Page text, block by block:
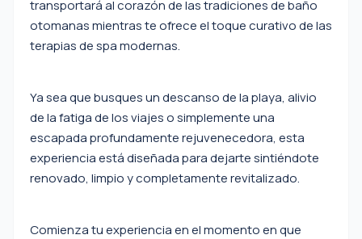
transportará al corazón de las tradiciones de baño
otomanas mientras te ofrece el toque curativo de las
terapias de spa modernas.
Ya sea que busques un descanso de la playa, alivio
de la fatiga de los viajes o simplemente una
escapada profundamente rejuvenecedora, esta
experiencia está diseñada para dejarte sintiéndote
renovado, limpio y completamente revitalizado.
Comienza tu experiencia en el momento en que